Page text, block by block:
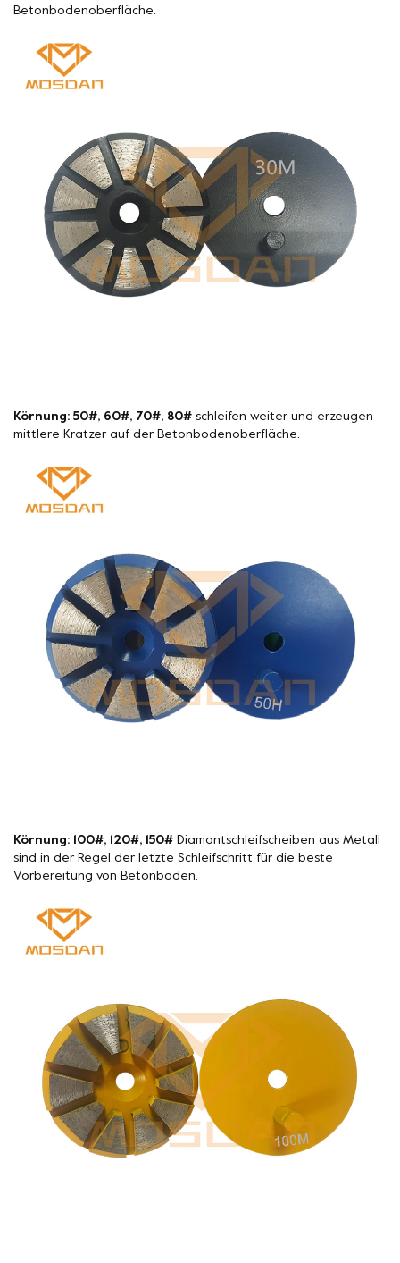
Betonbodenoberfläche.
Körnung: 50#, 60#, 70#, 80# schleifen weiter und erzeugen
mittlere Kratzer auf der Betonbodenoberfläche.
Körnung: 100#, 120#, 150#
Diamantschleifscheiben aus Metall
sind in der Regel der letzte Schleifschritt für die beste
Vorbereitung von Betonböden.